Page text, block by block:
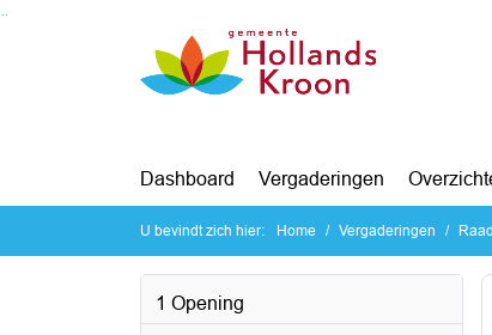
Ga naar de inhoud van deze pagina
Dashboard Vergaderingen
U bevindt zich hier: Home Vergaderingen
1 Opening